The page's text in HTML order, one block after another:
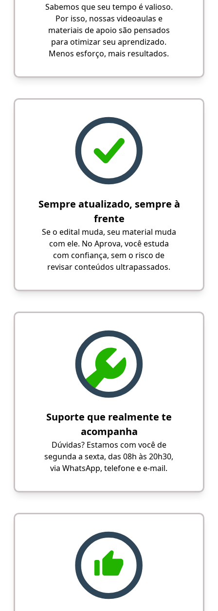
Sabemos que seu tempo é valioso.
Por isso, nossas videoaulas e
materiais de apoio são pensados
para otimizar seu aprendizado.
Menos esforço, mais resultados.
Sempre atualizado, sempre à
frente
Se o edital muda, seu material muda
com ele. No Aprova, você estuda
com confiança, sem o risco de
revisar conteúdos ultrapassados.
Suporte que realmente te
acompanha
Dúvidas? Estamos com você de
segunda a sexta, das 08h às 20h30,
via WhatsApp, telefone e e-mail.